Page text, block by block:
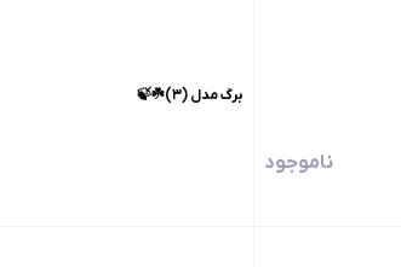
ناموجود
برگ مدل (۳)☘️🍃